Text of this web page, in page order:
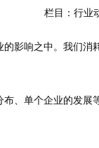
栏目：行业
影响之中。我们
、单个企业的发